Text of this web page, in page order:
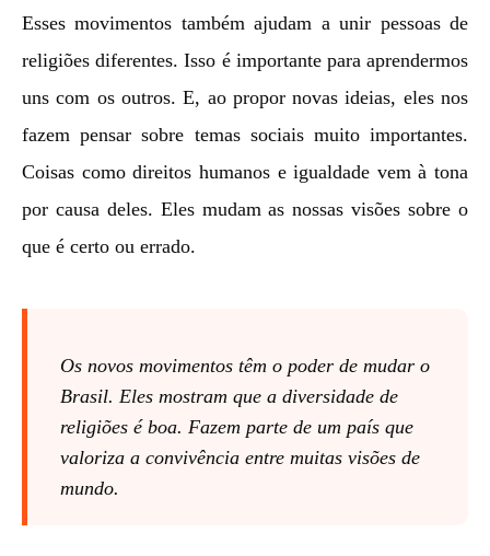
Esses movimentos também ajudam a unir pessoas de
religiões diferentes. Isso é importante para aprendermos
uns com os outros. E, ao propor novas ideias, eles nos
fazem pensar sobre temas sociais muito importantes.
Coisas como direitos humanos e igualdade vem à tona
por causa deles. Eles mudam as nossas visões sobre o
que é certo ou errado.
Os novos movimentos têm o poder de mudar o
Brasil. Eles mostram que a diversidade de
religiões é boa. Fazem parte de um país que
valoriza a convivência entre muitas visões de
mundo.